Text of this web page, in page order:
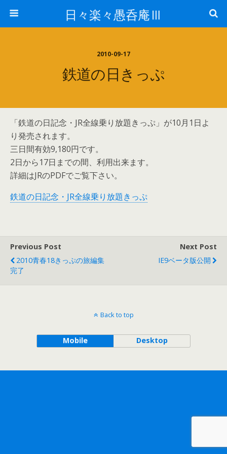
日々楽々愚呑庵Ⅲ
2010-09-17
鉄道の日きっぷ
「鉄道の日記念・JR全線乗り放題きっぷ」が10月1日よ
り発売されます。
三日間有効9,180円です。
2日から17日までの間、利用出来ます。
詳細はJRのPDFでご覧下さい。
鉄道の日記念・JR全線乗り放題きっぷ
Previous Post
2010青春18きっぷの旅編集
完了
Next Post
IE9ベータ版公開
Back to top
Mobile Desktop